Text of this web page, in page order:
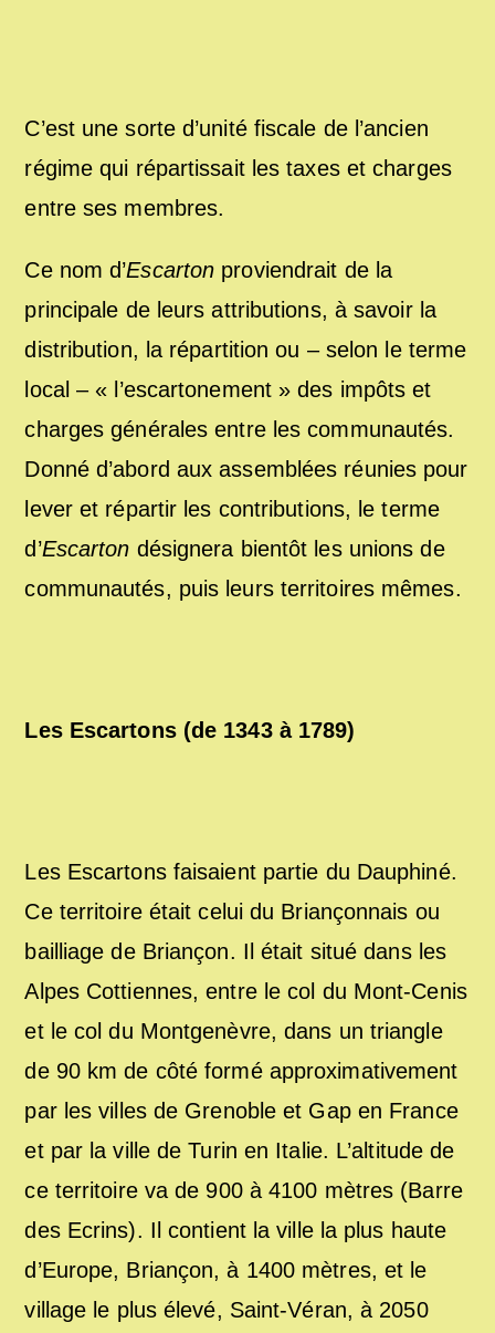
C’est une sorte d’unité fiscale de l’ancien
régime qui répartissait les taxes et charges
entre ses membres.
Ce nom d’Escarton proviendrait de la
principale de leurs attributions, à savoir la
distribution, la répartition ou – selon le terme
local – « l’escartonement » des impôts et
charges générales entre les communautés.
Donné d’abord aux assemblées réunies pour
lever et répartir les contributions, le terme
d’Escarton désignera bientôt les unions de
communautés, puis leurs territoires mêmes.
Les Escartons (de 1343 à 1789)
Les Escartons faisaient partie du Dauphiné.
Ce territoire était celui du Briançonnais ou
bailliage de Briançon. Il était situé dans les
Alpes Cottiennes, entre le col du Mont-Cenis
et le col du Montgenèvre, dans un triangle
de 90 km de côté formé approximativement
par les villes de Grenoble et Gap en France
et par la ville de Turin en Italie. L’altitude de
ce territoire va de 900 à 4100 mètres (Barre
des Ecrins). Il contient la ville la plus haute
d’Europe, Briançon, à 1400 mètres, et le
village le plus élevé, Saint-Véran, à 2050